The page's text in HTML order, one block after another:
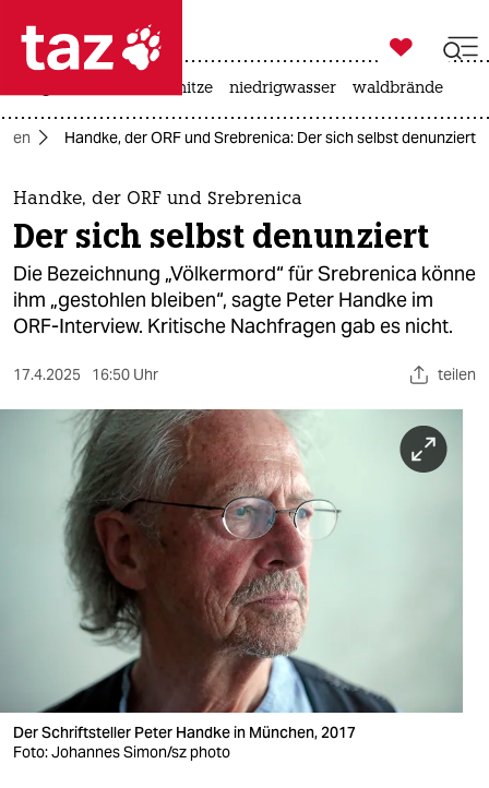
 taz zahl ich
taz zahl ich
themen
politik
öko
berlin
wahrheit
veranstaltungen

taz zahl ich
hitze niedrigwasser waldbrände
Handke, der ORF und Srebrenica: Der sich selbst denunziert
Handke, der ORF und Srebrenica
Der sich selbst denunziert
Die Bezeichnung „Völkermord“ für Srebrenica könne
ihm „gestohlen bleiben“, sagte Peter Handke im
ORF-Interview. Kritische Nachfragen gab es nicht.
17.4.2025 16:50 Uhr teilen
Der Schriftsteller Peter Handke in München, 2017
Foto: Johannes Simon/sz photo